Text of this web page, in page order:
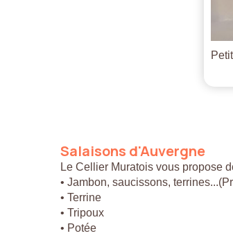
Salaisons d'Auvergne
Le Cellier Muratois vous propose
• Jambon, saucissons,
• Terrine
• Tripoux
• Potée